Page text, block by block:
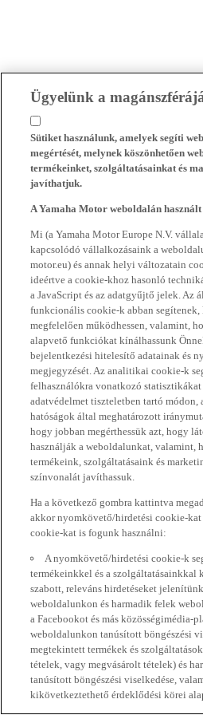
Ügyelünk a
Sütiket használunk, amelyek segíti
megértését, melynek köszönhetően
termékeinket, szolgáltatásainkat és
javíthatjuk.
A Yamaha Motor weboldalán
Mi (a Yamaha Motor Europe N.V.
kapcsolódó vállalkozásaink a
motor.eu) és annak helyi változatain
ideértve a cookie-khoz hasonló
a JavaScript és az adatgyűjtő jelek. Az
funkcionális cookie-k abban
megfelelően működhessen, valamint,
alapvető funkciókat kínálhassunk
bejelentkezési hitelesítő adatainak és
megjegyzését. Az analitikai cookie-k
felhasználókra vonatkozó
adatvédelmet tiszteletben tartó módon,
hatóságok által meghatározott
hogy jobban megérthessük azt, hogy
használják a weboldalunkat, valamint,
termékeink, szolgáltatásaink és
színvonalát javíthassuk.
Ha a következő gombra kattintva
akkor nyomkövető/hirdetési cookie-kat
cookie-kat is fogunk használni:
A nyomkövető/hirdetési cookie-k
termékeinkkel és a szolgáltatásainkkal
szabott, releváns hirdetéseket jelenítünk
weboldalunkon és harmadik felek
a Facebookot és más közösségimédia-
weboldalunkon tanúsított böngészési
megtekintett termékek és
tételek, vagy megvásárolt tételek) és
tanúsított böngészési viselkedése,
kikövetkeztethető érdeklődési körei